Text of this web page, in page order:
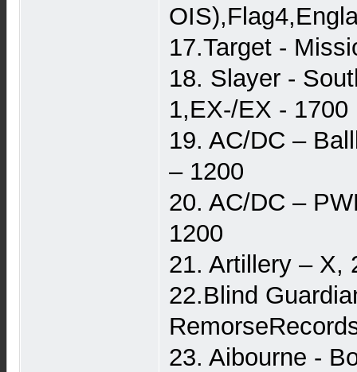
17.Target -
18. Slayer -
1,EX-/EX - 1700
19. AC/DC –
– 1200
20. AC/DC –
1200
21. Artillery – X,
22.Blind
23. Aibourne -